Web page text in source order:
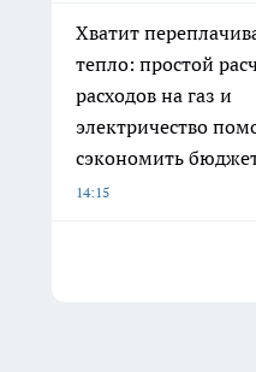
Хватит
тепло: простой
расходов на газ и
электричество
сэкономить
14:15